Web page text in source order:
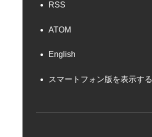
RSS
ATOM
English
スマートフォン版を表示する